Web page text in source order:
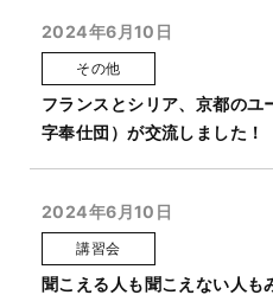
2024年6月10日
その他
フランスとシリア、京都の
字奉仕団）が交流しました！
2024年6月10日
講習会
聞こえる人も聞こえない人も